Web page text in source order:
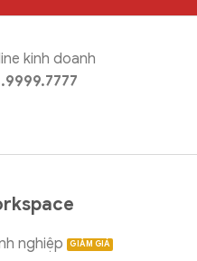
kinh doanh
nghiệp